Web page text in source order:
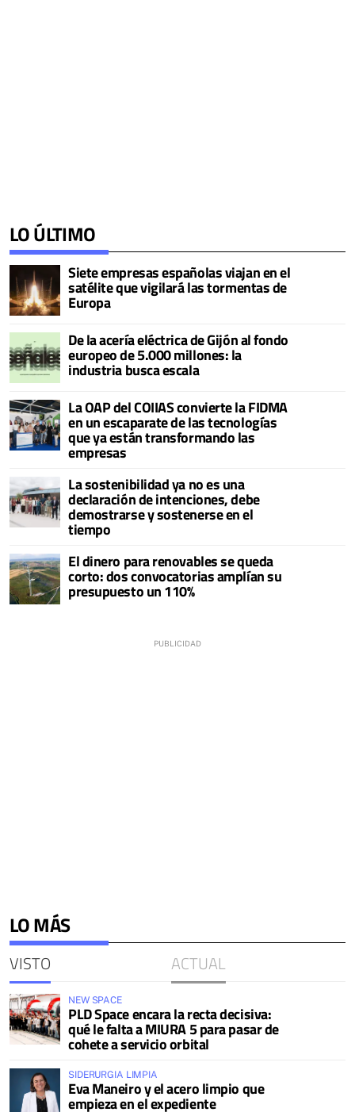
LO ÚLTIMO
Siete empresas españolas viajan en el
satélite que vigilará las tormentas de
Europa
De la acería eléctrica de Gijón al fondo
europeo de 5.000 millones: la
industria busca escala
La OAP del COIIAS convierte la FIDMA
en un escaparate de las tecnologías
que ya están transformando las
empresas
La sostenibilidad ya no es una
declaración de intenciones, debe
demostrarse y sostenerse en el
tiempo
El dinero para renovables se queda
corto: dos convocatorias amplían su
presupuesto un 110%
LO MÁS
VISTO ACTUAL
NEW SPACE
PLD Space encara la recta decisiva:
qué le falta a MIURA 5 para pasar de
cohete a servicio orbital
SIDERURGIA LIMPIA
Eva Maneiro y el acero limpio que
empieza en el expediente